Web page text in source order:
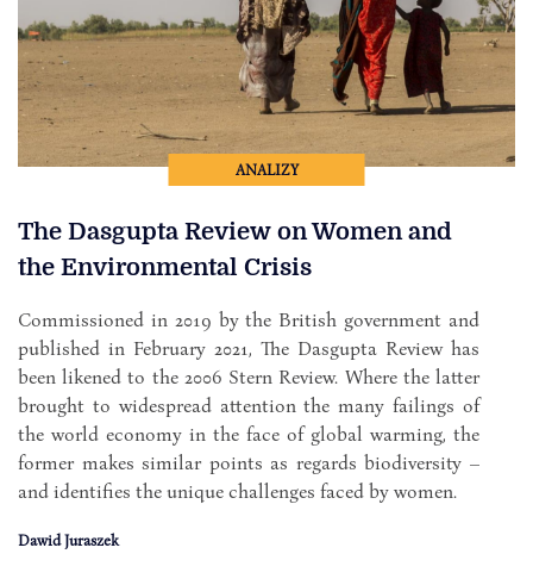
ANALIZY
The Dasgupta Review on Women and
the Environmental Crisis
Commissioned in 2019 by the British government and
published in February 2021, The Dasgupta Review has
been likened to the 2006 Stern Review. Where the latter
brought to widespread attention the many failings of
the world economy in the face of global warming, the
former makes similar points as regards biodiversity –
and identifies the unique challenges faced by women.
Dawid Juraszek